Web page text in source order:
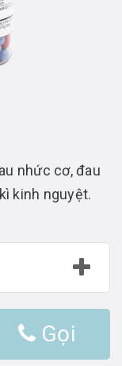
nhức cơ, đau
kinh nguyệt.
Gọi